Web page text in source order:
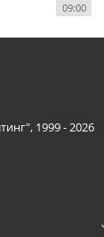
09:00
1999 - 2026